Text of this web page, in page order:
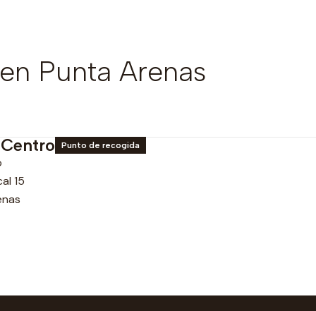
Punta Arenas
Punto de recogida
15